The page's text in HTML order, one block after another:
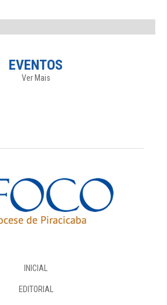
EVENTOS
Ver Mais
INICIAL
EDITORIAL